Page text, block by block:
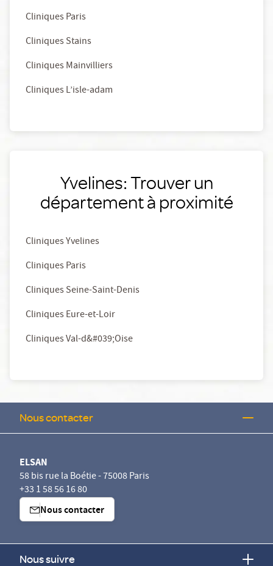
Cliniques Paris
Cliniques Stains
Cliniques Mainvilliers
Cliniques L’isle-adam
Yvelines: Trouver un
département à proximité
Cliniques Yvelines
Cliniques Paris
Cliniques Seine-Saint-Denis
Cliniques Eure-et-Loir
Cliniques Val-d&#039;Oise
Nous contacter
ELSAN
58 bis rue la Boétie - 75008 Paris
+33 1 58 56 16 80
Nous contacter
Nous suivre